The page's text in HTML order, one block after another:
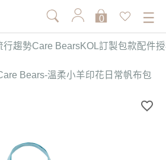
0
行趨勢Care BearsKOL訂製包款配件
Bears-溫柔小羊印花日常帆布包